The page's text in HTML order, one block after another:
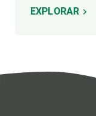
EXPLORAR